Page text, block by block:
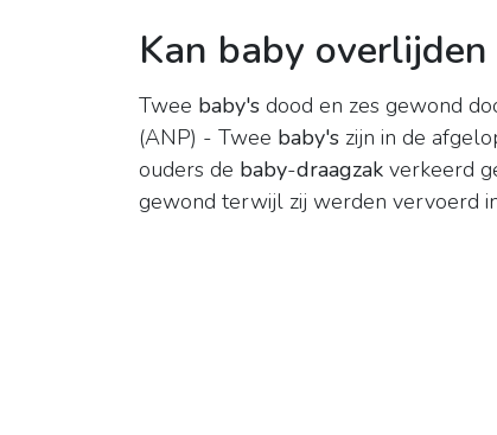
Kan baby
Twee baby's dood en zes gewond
(ANP) - Twee baby's zijn in de
ouders de baby-draagzak verkeerd
gewond terwijl zij werden vervoerd